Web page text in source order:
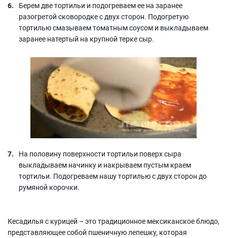
Берем две тортильи и подогреваем ее на заранее
разогретой сковородке с двух сторон. Подогретую
тортилью смазываем томатным соусом и выкладываем
заранее натертый на крупной терке сыр.
На половину поверхности тортильи поверх сыра
выкладываем начинку и накрываем пустым краем
тортильи. Подогреваем нашу тортилью с двух сторон до
румяной корочки.
Кесадилья с курицей – это традиционное мексиканское блюдо,
представляющее собой пшеничную лепешку, которая